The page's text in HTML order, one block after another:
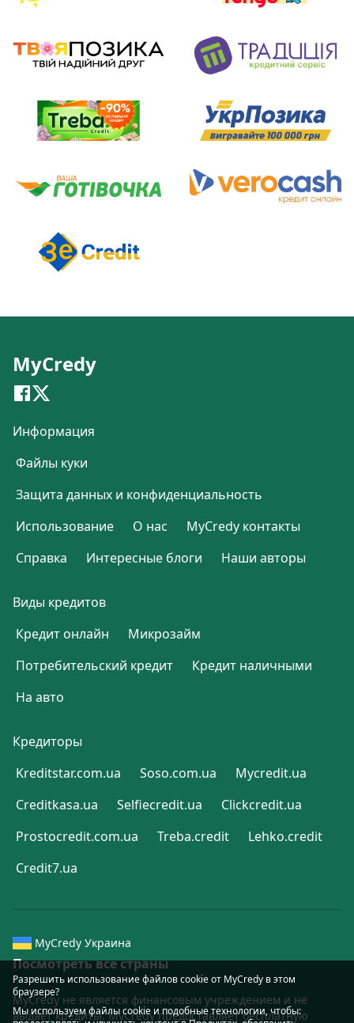
MyCredy
Информация
Файлы куки
Защита данных и конфиденциальность
Использование
О нас
MyCredy контакты
Справка
Интересные блоги Наши авторы
Виды кредитов
Кредит онлайн
Микрозайм
Потребительский кредит
Кредит наличными
На авто
Кредиторы
Kreditstar.com.ua
Soso.com.ua
Mycredit.ua
Creditkasa.ua
Selfiecredit.ua
Clickcredit.ua
Prostocredit.com.ua
Treba.credit
Lehko.credit
Credit7.ua
MyCredy Украина
Посмотреть все страны
MyCredy не является финансовым учреждением и не
выдаёт кредиты. MyCredy предоставляет бесплатную
Разрешить использование файлов cookie от MyCredy в этом
браузере?
Мы используем файлыcookie и подобные технологии, чтобы: